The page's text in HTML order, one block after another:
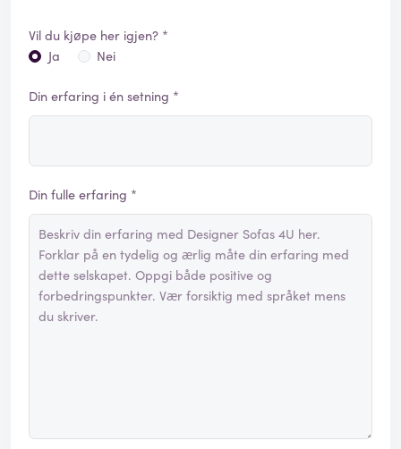
Vil du kjøpe her igjen? *
Ja
Nei
Din erfaring i én setning *
Din fulle erfaring *